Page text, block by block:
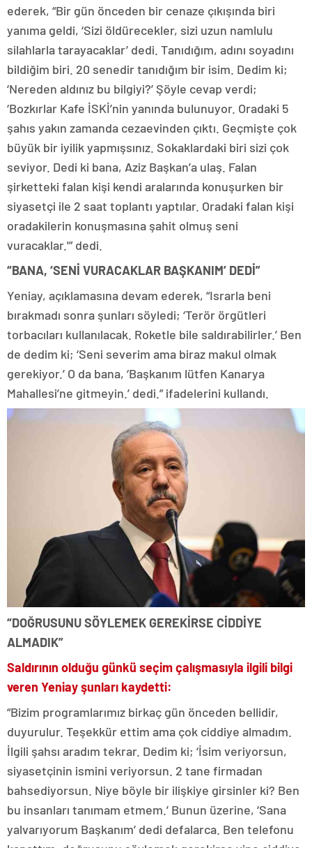
ederek, “Bir gün önceden bir cenaze çıkışında biri
yanıma geldi, ‘Sizi öldürecekler, sizi uzun namlulu
silahlarla tarayacaklar’ dedi. Tanıdığım, adını soyadını
bildiğim biri. 20 senedir tanıdığım bir isim. Dedim ki;
‘Nereden aldınız bu bilgiyi?’ Şöyle cevap verdi;
‘Bozkırlar Kafe İSKİ’nin yanında bulunuyor. Oradaki 5
şahıs yakın zamanda cezaevinden çıktı. Geçmişte çok
büyük bir iyilik yapmışsınız. Sokaklardaki biri sizi çok
seviyor. Dedi ki bana, Aziz Başkan’a ulaş. Falan
şirketteki falan kişi kendi aralarında konuşurken bir
siyasetçi ile 2 saat toplantı yaptılar. Oradaki falan kişi
oradakilerin konuşmasına şahit olmuş seni
vuracaklar.'” dedi.
“BANA, ‘SENİ VURACAKLAR BAŞKANIM’ DEDİ”
Yeniay, açıklamasına devam ederek, “Israrla beni
bırakmadı sonra şunları söyledi; ‘Terör örgütleri
torbacıları kullanılacak. Roketle bile saldırabilirler.’ Ben
de dedim ki; ‘Seni severim ama biraz makul olmak
gerekiyor.’ O da bana, ‘Başkanım lütfen Kanarya
Mahallesi’ne gitmeyin.’ dedi.” ifadelerini kullandı.
“DOĞRUSUNU SÖYLEMEK GEREKİRSE CİDDİYE
ALMADIK”
Saldırının olduğu günkü seçim çalışmasıyla ilgili bilgi
veren Yeniay şunları kaydetti:
“Bizim programlarımız birkaç gün önceden bellidir,
duyurulur. Teşekkür ettim ama çok ciddiye almadım.
İlgili şahsı aradım tekrar. Dedim ki; ‘İsim veriyorsun,
siyasetçinin ismini veriyorsun. 2 tane firmadan
bahsediyorsun. Niye böyle bir ilişkiye girsinler ki? Ben
bu insanları tanımam etmem.’ Bunun üzerine, ‘Sana
yalvarıyorum Başkanım’ dedi defalarca. Ben telefonu